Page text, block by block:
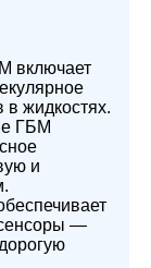
включает
жидкостях.
ГБМ
и
—